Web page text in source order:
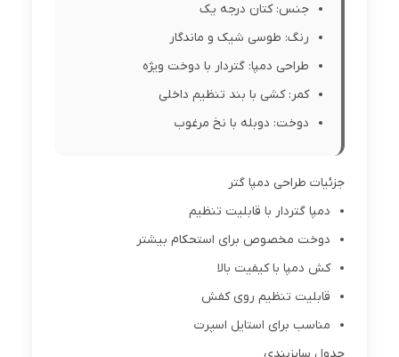
جنس: کتان درجه یک
رنگ: طوسی شیک و ماندگار
طراحی دمپا: گتردار با دوخت ویژه
کمر: کشی با بند تنظیم داخلی
دوخت: دوبله با نخ مرغوب
جزئیات طراحی دمپا گتر
دمپا گتردار با قابلیت تنظیم
دوخت مخصوص برای استحکام بیشتر
کش دمپا با کیفیت بالا
قابلیت تنظیم روی کفش
مناسب برای استایل اسپرت